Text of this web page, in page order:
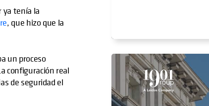
ya tenía la
, que hizo que la
un proceso
configuración real
de seguridad el